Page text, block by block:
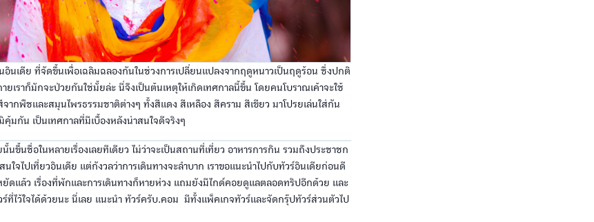
อินเดีย ที่จัดขึ้นเพื่อเฉลิมฉลองกันในช่วงการเปลี่ยนแปลงจากฤดูหนาวเป็นฤดูร้อน ซึ่งปกติ
ายเราก็มักจะป่วยกันใช่มั้ยล่ะ นี่จึงเป็นต้นเหตุให้เกิดเทศกาลนี้ขึ้น โดยคนโบราณเค้าจะใช้
จากพืชและสมุนไพรธรรมชาติต่างๆ ทั้งสีแดง สีเหลือง สีคราม สีเขียว มาโปรยเล่นใส่กัน
คุ้มกัน เป็นเทศกาลที่มีเบื้องหลังน่าสนใจดีจริงๆ
นขึ้นชื่อในหลายเรื่องเลยทีเดียว ไม่ว่าจะเป็นสถานที่เที่ยว อาหารการกิน รวมถึงประชาชก
ใจไปเที่ยวอินเดีย แต่กังวลว่าการเดินทางจะลำบาก เราขอแนะนำไปกับทัวร์อินเดียก่อนดี
ยัดแล้ว เรื่องที่พักและการเดินทางก็หายห่วง แถมยังมีไกด์คอยดูแลตลอดทริปอีกด้วย และ
ไว้ใจได้ด้วยนะ นี่เลย แนะนำ ทัวร์ครับ.คอม มีทั้งแพ็คเกจทัวร์และจัดกรุ๊ปทัวร์ส่วนตัวไป